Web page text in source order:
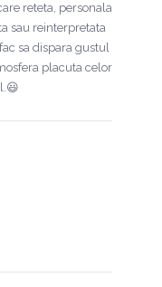
reteta, personala
sau reinterpretata
sa dispara gustul
placuta celor